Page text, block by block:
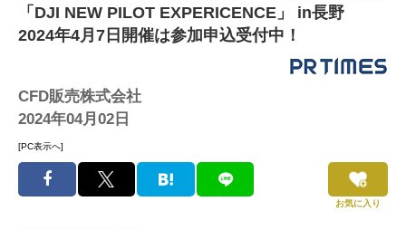
「DJI NEW PILOT EXPERICENCE」 in長野
2024年4月7日開催は参加申込受付中！
CFD販売株式会社
2024年04月02日
[PC表示へ]
お気に入り